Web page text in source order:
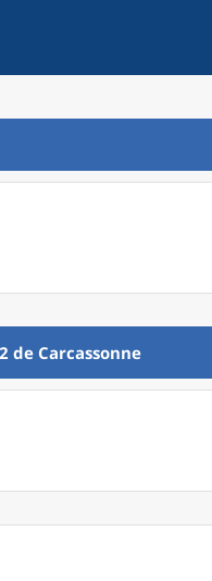
de Carcassonne